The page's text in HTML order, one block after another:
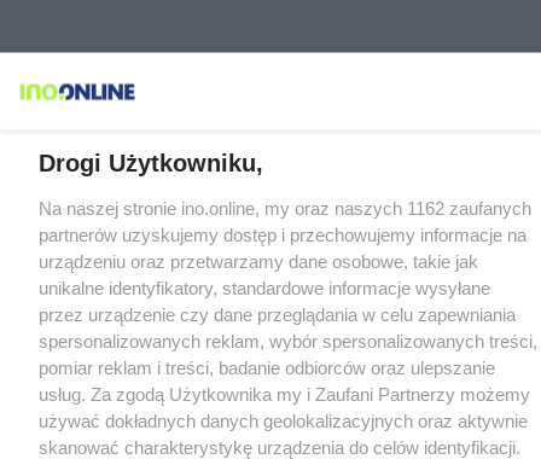
Drogi Użytkowniku,
Na naszej stronie ino.online, my oraz naszych 1162 zaufanych
partnerów uzyskujemy dostęp i przechowujemy informacje na
urządzeniu oraz przetwarzamy dane osobowe, takie jak
unikalne identyfikatory, standardowe informacje wysyłane
przez urządzenie czy dane przeglądania w celu zapewniania
spersonalizowanych reklam, wybór spersonalizowanych treści,
pomiar reklam i treści, badanie odbiorców oraz ulepszanie
usług. Za zgodą Użytkownika my i Zaufani Partnerzy możemy
używać dokładnych danych geolokalizacyjnych oraz aktywnie
skanować charakterystykę urządzenia do celów identyfikacji.